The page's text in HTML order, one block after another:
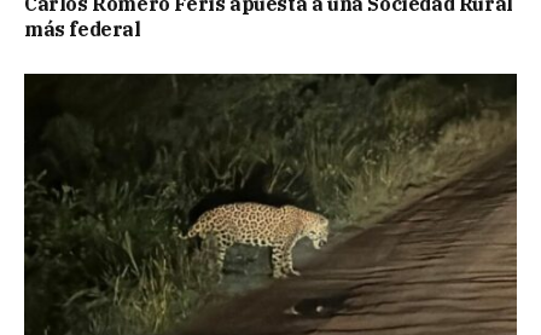
más federal